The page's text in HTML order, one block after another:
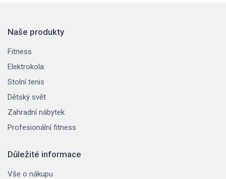
Naše produkty
Fitness
Elektrokola
Stolní tenis
Dětský svět
Zahradní nábytek
Profesionální fitness
Důležité informace
Vše o nákupu